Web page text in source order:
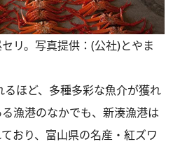
リ。写真提供：(公社)とやま
るほど、多種多彩な魚介が獲れ
漁港のなかでも、新湊漁港は
おり、富山県の名産・紅ズワ